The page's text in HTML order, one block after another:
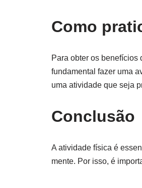
Como
Para obter os
fundamental fazer uma
uma atividade que seja
Conclusão
A atividade física é
mente. Por isso, é